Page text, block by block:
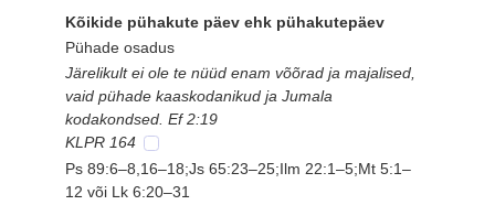
Kõikide pühakute päev ehk pühakutepäev
Pühade osadus
Järelikult ei ole te nüüd enam võõrad ja majalised,
vaid pühade kaaskodanikud ja Jumala
kodakondsed. Ef 2:19
KLPR 164
Ps 89:6–8,16–18;Js 65:23–25;Ilm 22:1–5;Mt 5:1–
12 või Lk 6:20–31